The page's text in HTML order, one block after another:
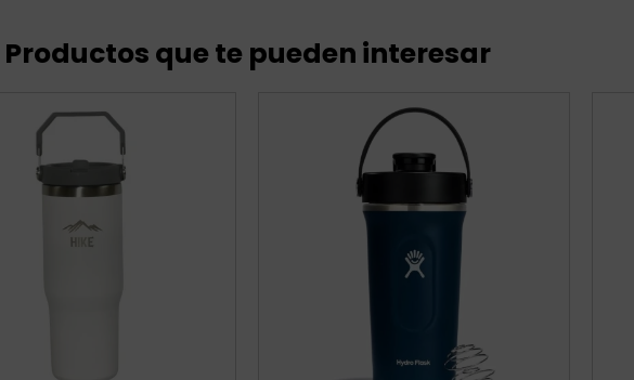
Productos que te pueden interesar